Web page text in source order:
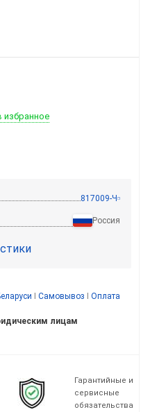
избранное
817009-Ч
Россия
Самовывоз Оплата
лицам
Гарантийные и
сервисные
обязательства